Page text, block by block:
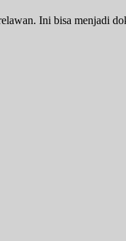
Ini bisa menjadi